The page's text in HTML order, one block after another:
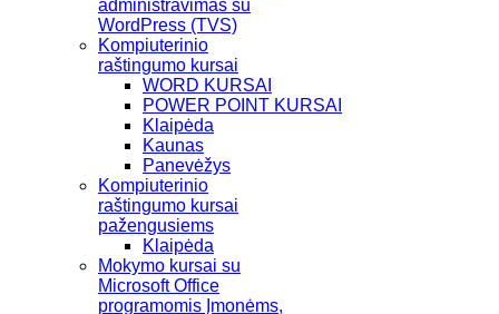
administravimas su
WordPress (TVS)
Kompiuterinio
raštingumo kursai
WORD KURSAI
POWER POINT KURSAI
Klaipėda
Kaunas
Panevėžys
Kompiuterinio
raštingumo kursai
pažengusiems
Klaipėda
Mokymo kursai su
Microsoft Office
programomis Įmonėms,